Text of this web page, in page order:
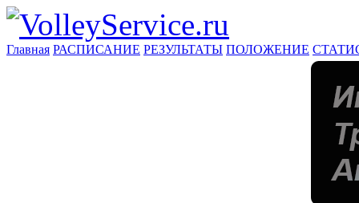
Главная РАСПИСАНИЕ РЕЗУЛЬТАТЫ ПОЛОЖЕНИЕ